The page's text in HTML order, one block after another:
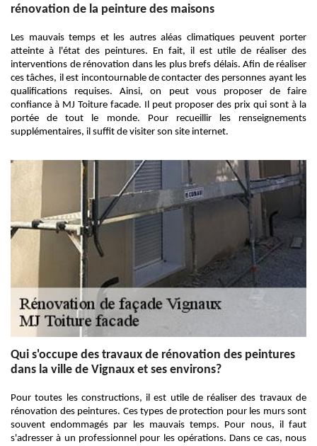
rénovation de la peinture des maisons
Les mauvais temps et les autres aléas climatiques peuvent porter
atteinte à l'état des peintures. En fait, il est utile de réaliser des
interventions de rénovation dans les plus brefs délais. Afin de réaliser
ces tâches, il est incontournable de contacter des personnes ayant les
qualifications requises. Ainsi, on peut vous proposer de faire
confiance à MJ Toiture facade. Il peut proposer des prix qui sont à la
portée de tout le monde. Pour recueillir les renseignements
supplémentaires, il suffit de visiter son site internet.
Qui s'occupe des travaux de rénovation des peintures
dans la ville de Vignaux et ses environs?
Pour toutes les constructions, il est utile de réaliser des travaux de
rénovation des peintures. Ces types de protection pour les murs sont
souvent endommagés par les mauvais temps. Pour nous, il faut
s'adresser à un professionnel pour les opérations. Dans ce cas, nous